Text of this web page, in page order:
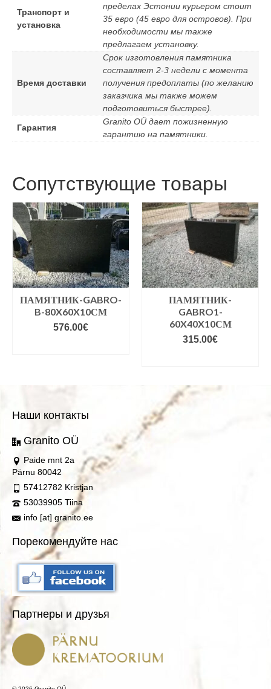
Транспорт и
установка
пределах Эстонии курьером стоит
35 евро (45 евро для островов). При
необходимости мы также
предлагаем установку.
Время доставки
Срок изготовления памятника
составляет 2-3 недели с момента
получения предоплаты (по желанию
заказчика мы также можем
подготовиться быстрее).
Гарантия
Granito OÜ дает пожизненную
гарантию на памятники.
Сопутствующие товары
ПАМЯТНИК-GABRO-
B-80X60X10СМ
576.00€
ПАМЯТНИК-
GABRO1-
60X40X10СМ
315.00€
Наши контакты
Granito OÜ
Paide mnt 2a
Pärnu 80042
57412782 Kristjan
53039905 Tiina
info [at] granito.ee
Порекомендуйте нас
Партнеры и друзья